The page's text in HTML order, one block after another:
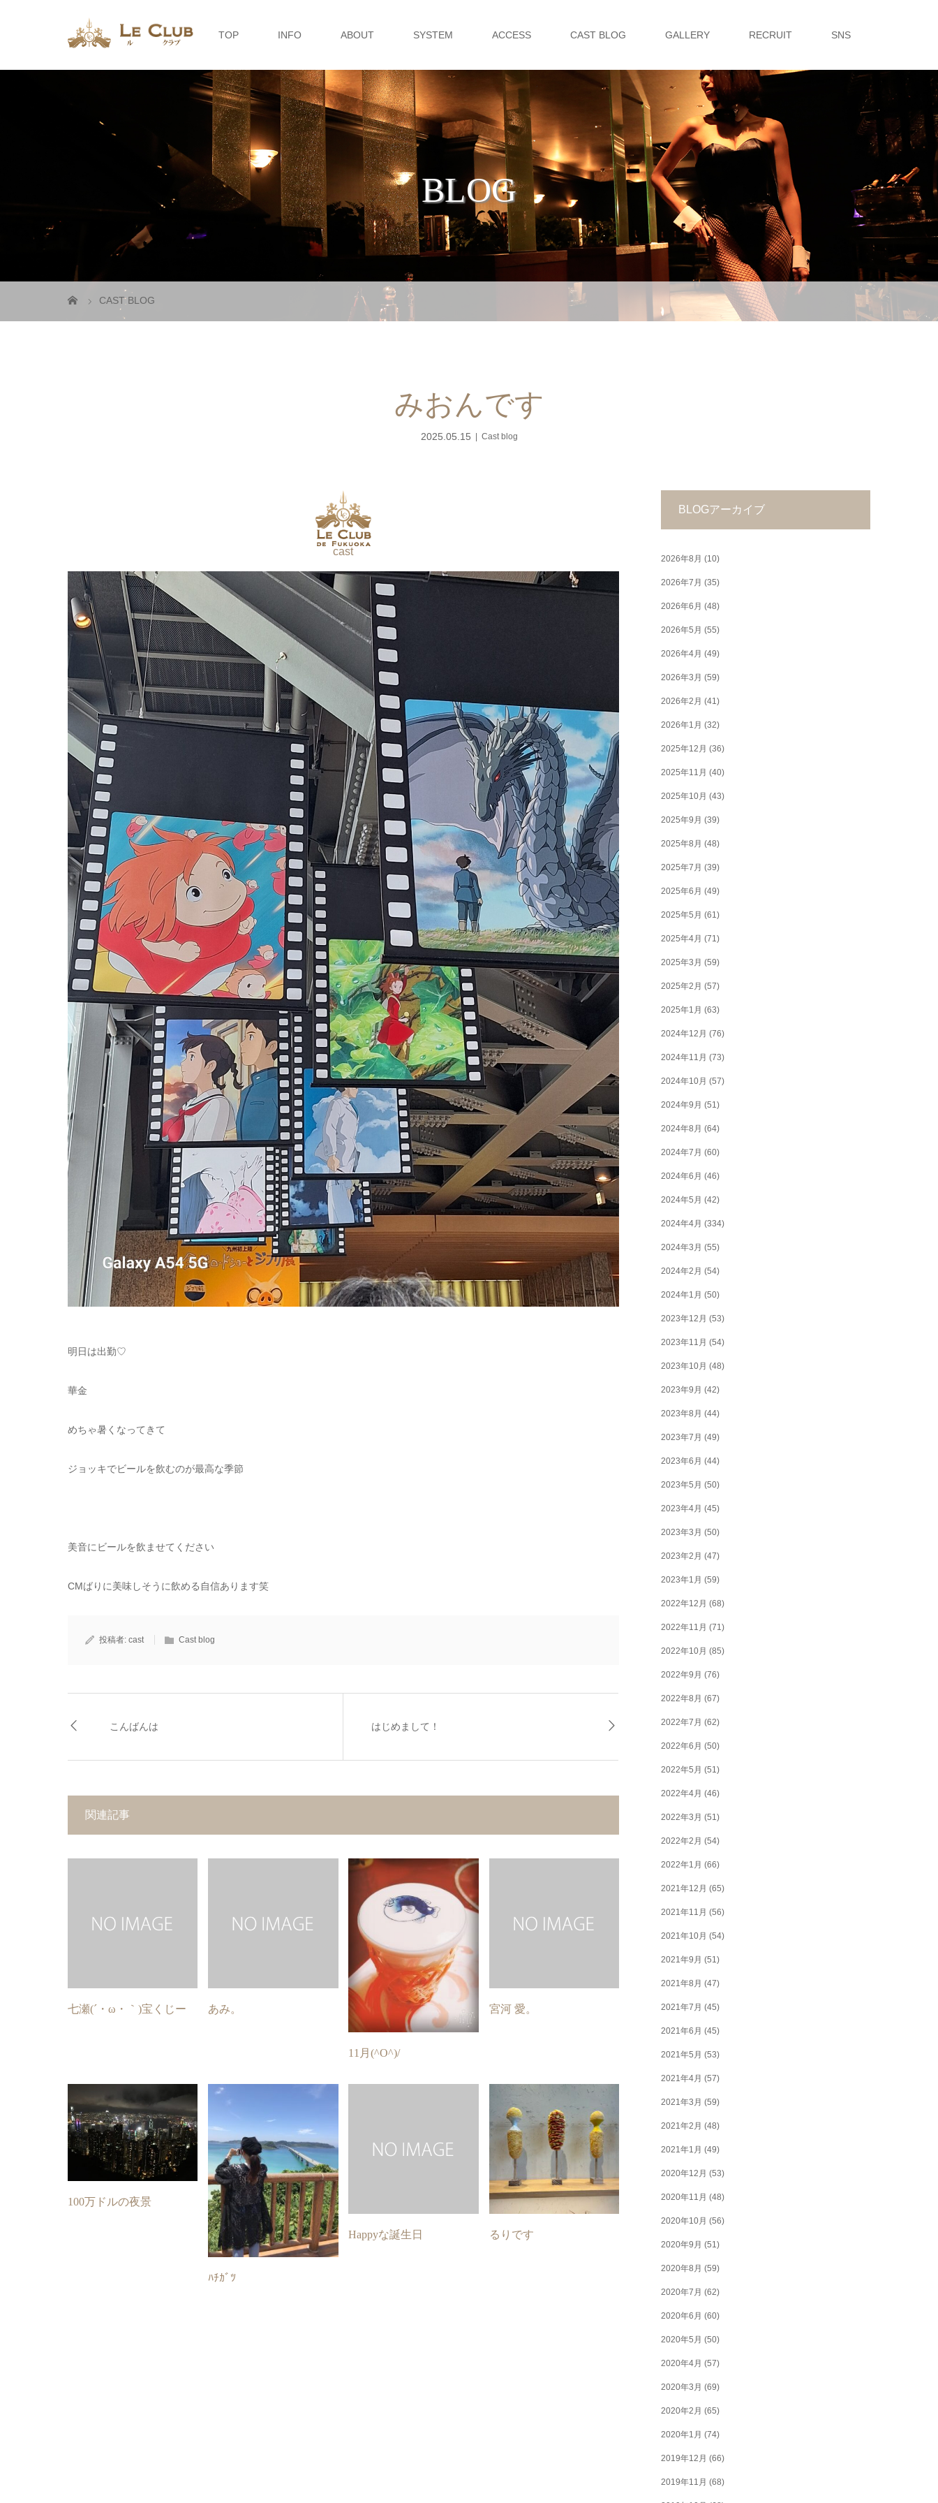
TOP INFO ABOUT SYSTEM ACCESS CAST BLOG GALLERY RECRUIT SNS
BLOG
CAST BLOG
みおんです
2025.05.15 Cast blog
cast
明日は出勤♡
華金
めちゃ暑くなってきて
ジョッキでビールを飲むのが最高な季節
美音にビールを飲ませてください
CMばりに美味しそうに飲める自信あります笑
投稿者: cast Cast blog
こんばんは はじめまして！
関連記事
七瀬(´・ω・｀)宝くじー あみ。
11月(^O^)/
宮河 愛。
100万ドルの夜景
ﾊﾁｶﾞﾂ
Happyな誕生日 るりです
BLOGアーカイブ
2026年8月 (10)
2026年7月 (35)
2026年6月 (48)
2026年5月 (55)
2026年4月 (49)
2026年3月 (59)
2026年2月 (41)
2026年1月 (32)
2025年12月 (36)
2025年11月 (40)
2025年10月 (43)
2025年9月 (39)
2025年8月 (48)
2025年7月 (39)
2025年6月 (49)
2025年5月 (61)
2025年4月 (71)
2025年3月 (59)
2025年2月 (57)
2025年1月 (63)
2024年12月 (76)
2024年11月 (73)
2024年10月 (57)
2024年9月 (51)
2024年8月 (64)
2024年7月 (60)
2024年6月 (46)
2024年5月 (42)
2024年4月 (334)
2024年3月 (55)
2024年2月 (54)
2024年1月 (50)
2023年12月 (53)
2023年11月 (54)
2023年10月 (48)
2023年9月 (42)
2023年8月 (44)
2023年7月 (49)
2023年6月 (44)
2023年5月 (50)
2023年4月 (45)
2023年3月 (50)
2023年2月 (47)
2023年1月 (59)
2022年12月 (68)
2022年11月 (71)
2022年10月 (85)
2022年9月 (76)
2022年8月 (67)
2022年7月 (62)
2022年6月 (50)
2022年5月 (51)
2022年4月 (46)
2022年3月 (51)
2022年2月 (54)
2022年1月 (66)
2021年12月 (65)
2021年11月 (56)
2021年10月 (54)
2021年9月 (51)
2021年8月 (47)
2021年7月 (45)
2021年6月 (45)
2021年5月 (53)
2021年4月 (57)
2021年3月 (59)
2021年2月 (48)
2021年1月 (49)
2020年12月 (53)
2020年11月 (48)
2020年10月 (56)
2020年9月 (51)
2020年8月 (59)
2020年7月 (62)
2020年6月 (60)
2020年5月 (50)
2020年4月 (57)
2020年3月 (69)
2020年2月 (65)
2020年1月 (74)
2019年12月 (66)
2019年11月 (68)